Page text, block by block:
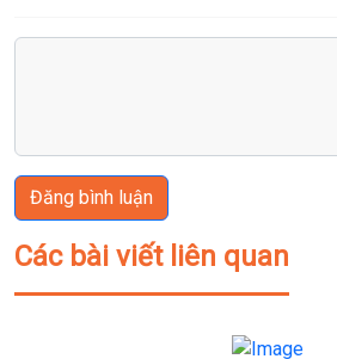
Đăng bình luận
Các bài viết liên quan